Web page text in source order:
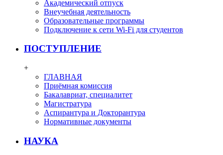
Академический отпуск
Внеучебная деятельность
Образовательные программы
Подключение к сети Wi-Fi для студентов
ПОСТУПЛЕНИЕ
+
ГЛАВНАЯ
Приёмная комиссия
Бакалавриат, специалитет
Магистратура
Аспирантура и Докторантура
Нормативные документы
НАУКА